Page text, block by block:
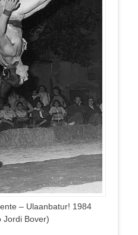
– Ulaanbatur! 1984
Jordi Bover)